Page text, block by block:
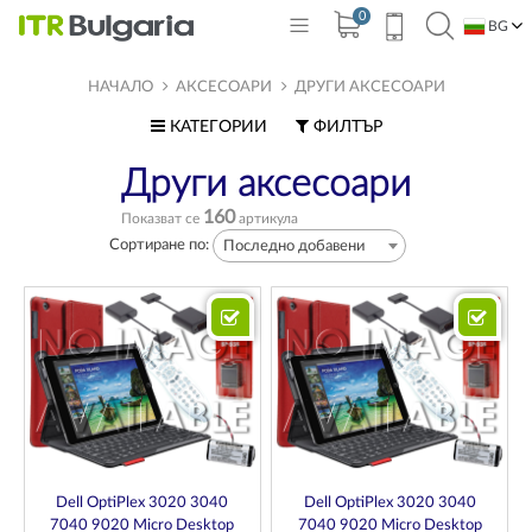
0
BG
НАЧАЛО АКСЕСОАРИ ДРУГИ АКСЕСОАРИ
КАТЕГОРИИ ФИЛТЪР
Други аксесоари
Показват се 160артикула
Сортиране по: Последно добавени
Dell OptiPlex 3020 3040
7040 9020 Micro Desktop
Dell OptiPlex 3020 3040
7040 9020 Micro Desktop